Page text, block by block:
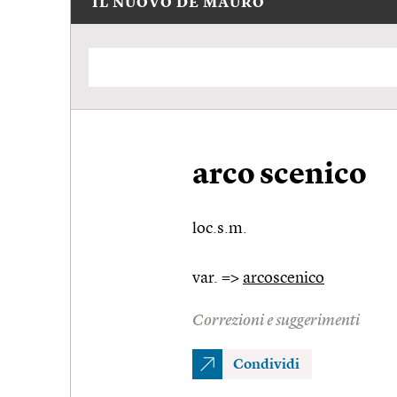
IL NUOVO DE MAURO
arco scenico
loc.s.m.
var. => arcoscenico
Correzioni e suggerimenti
Condividi